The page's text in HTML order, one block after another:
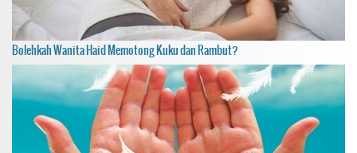
Bolehkah Wanita Haid Memotong Kuku dan Rambut?